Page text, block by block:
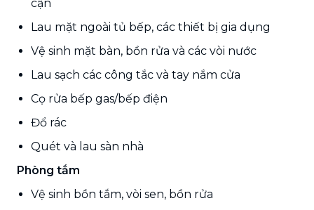
cận
Lau mặt ngoài tủ bếp, các thiết bị gia dụng
Vệ sinh mặt bàn, bồn rửa và các vòi nước
Lau sạch các công tắc và tay nắm cửa
Cọ rửa bếp gas/bếp điện
Đổ rác
Quét và lau sàn nhà
Phòng tắm
Vệ sinh bồn tắm, vòi sen, bồn rửa